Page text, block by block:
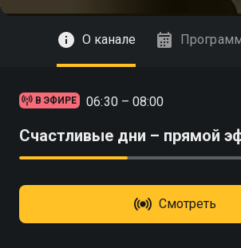
О канале
В ЭФИРЕ 06:30 – 08:00
Счастливые дни – прямой
Смотреть